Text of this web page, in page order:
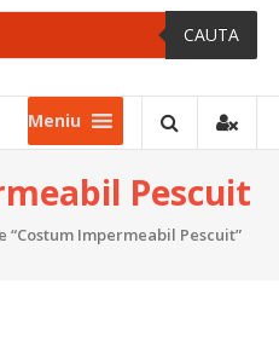
CAUTA
Meniu
Pescuit
Impermeabil Pescuit”